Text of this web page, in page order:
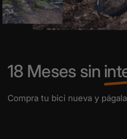
18 Meses sin
Compra tu bici nueva y